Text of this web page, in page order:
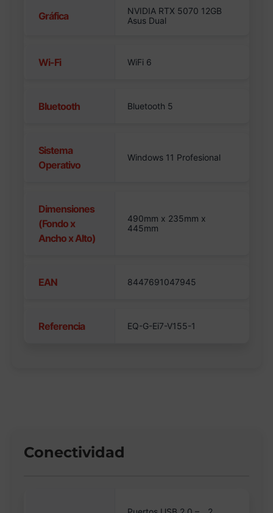
Gráfica
NVIDIA RTX 5070 12GB
Asus Dual
Wi-Fi WiFi 6
Bluetooth Bluetooth 5
Sistema
Operativo
Windows 11 Profesional
Dimensiones
(Fondo x
Ancho x Alto)
490mm x 235mm x
445mm
EAN 8447691047945
Referencia EQ-G-Ei7-V155-1
Conectividad